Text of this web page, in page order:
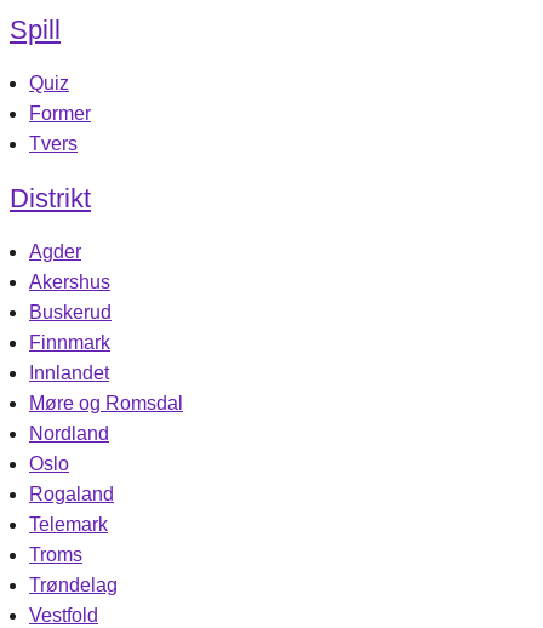
Spill
Quiz
Former
Tvers
Distrikt
Agder
Akershus
Buskerud
Finnmark
Innlandet
Møre og Romsdal
Nordland
Oslo
Rogaland
Telemark
Troms
Trøndelag
Vestfold